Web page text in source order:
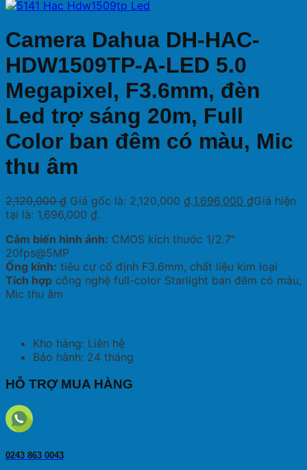
Camera Dahua DH-HAC-
HDW1509TP-A-LED 5.0
Megapixel, F3.6mm, đèn
Led trợ sáng 20m, Full
Color ban đêm có màu, Mic
thu âm
2,120,000₫ Giá gốc là: 2,120,000 ₫.1,696,000 ₫Giá hiện
tại là: 1,696,000 ₫.
Cảm biến hình ảnh: CMOS kích thước 1/2.7″
20fps@5MP
Ống kính: tiêu cự cố định F3.6mm, chất liệu kim loại
Tích hợp công nghệ full-color Starlight ban đêm có màu,
Mic thu âm
Kho hàng: Liên hệ
Bảo hành: 24 tháng
HỖ TRỢ MUA HÀNG
0243 863 0043